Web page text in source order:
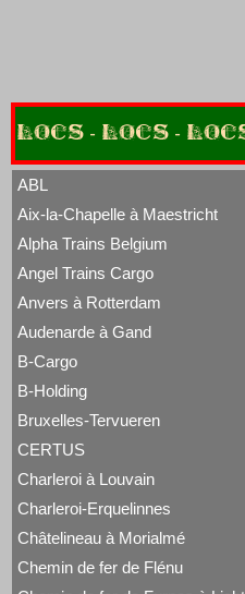
LOCS - LOCS -
ABL
Tout ABL
Baldwin
Brigadelok
Hors Type Voyageurs
Locotracteur
Rail-Route
Type 28
Type 93
Type 28
Type 29
WR 360 C14 K
Aix-la-Chapelle à Maestricht
Tout Aix-la-Chapelle à Maestricht
13 à 15
16
20 à 22
31 à 37
81 à 84
Alpha Trains Belgium
Tout Alpha Trains Belgium
G2000-3
TRAXX F140 MS
Angel Trains Cargo
Tout Angel Trains Cargo
G2000-3
TRAXX F140 MS
Anvers à Rotterdam
Tout Anvers à Rotterdam
1 à 6
7 à 9
11 à 14
19 à 21
Hors Type
Audenarde à Gand
Tout Audenarde à Gand
Hainaut-et-Flandres
B-Cargo
Tout B-Cargo
Série 12
Série 13
Série 23
II
Série 29 II
Série 73
Série 82
B-Holding
Tout B-Holding
Série 00 tranche 1963
Bruxelles-Tervueren
Tout Bruxelles-Tervueren
Marchandises
Voyageurs
CERTUS
Tout CERTUS
Class 66
DE 18
Série 27
Série 77
Charleroi à Louvain
Tout Charleroi à Louvain
23 à 25
50 à 53
60 à 61
62 à 63
Charleroi-Erquelinnes
Tout Charleroi-Erquelinnes
David Joy
Saint-Léonard
Châtelineau à Morialmé
Tout Châtelineau à Morialmé
42 à 44
Chemin de fer de Flénu